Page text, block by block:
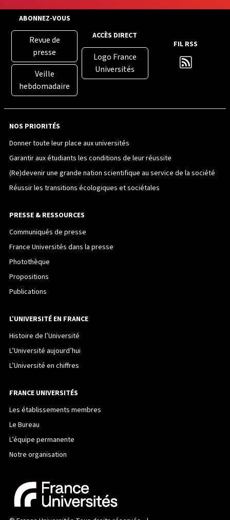
ABONNEZ-VOUS
Revue de
presse
Veille
hebdomadaire
ACCÈS DIRECT
Logo France
Universités
FIL RSS
NOS PRIORITÉS
Donner toute leur place aux universités
Garantir aux étudiants les conditions de leur réussite
(Re)devenir une grande nation scientifique au service de la société
Réussir les transitions écologiques et sociétales
PRESSE & RESSOURCES
Communiqués de presse
France Universités dans la presse
Photothèque
Propositions
Publications
L’UNIVERSITÉ EN FRANCE
Histoire de l’Université
L’Université aujourd’hui
L’Université en chiffres
FRANCE UNIVERSITÉS
Les établissements membres
Le Bureau
L’équipe permanente
Notre organisation